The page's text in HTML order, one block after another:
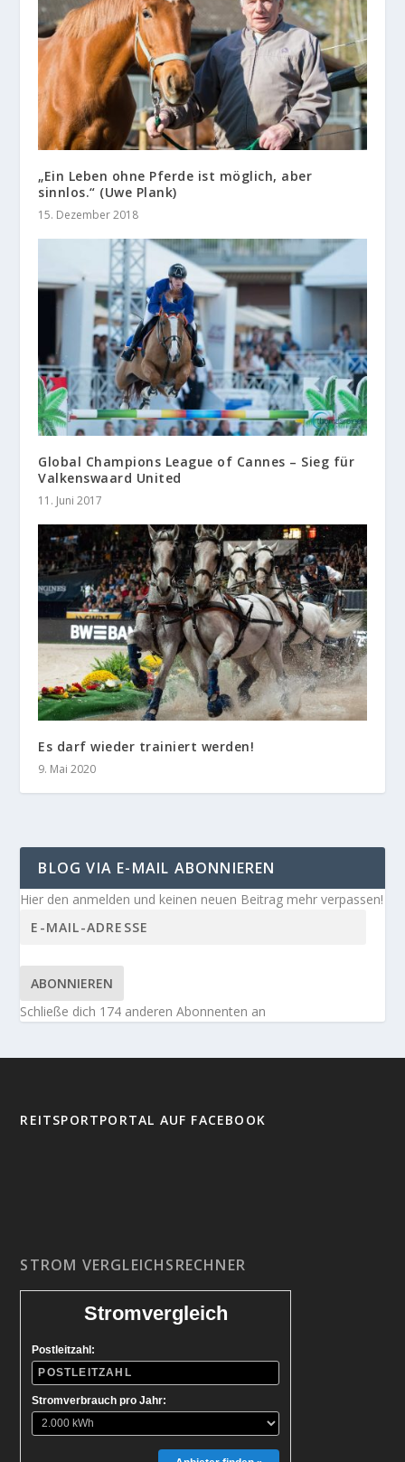
„Ein Leben ohne Pferde ist möglich, aber
sinnlos.“ (Uwe Plank)
15. Dezember 2018
Global Champions League of Cannes – Sieg für
Valkenswaard United
11. Juni 2017
Es darf wieder trainiert werden!
9. Mai 2020
BLOG VIA E-MAIL ABONNIEREN
Hier den anmelden und keinen neuen Beitrag mehr verpassen!
ABONNIEREN
Schließe dich 174 anderen Abonnenten an
REITSPORTPORTAL AUF FACEBOOK
STROM VERGLEICHSRECHNER
Stromvergleich
Postleitzahl:
Stromverbrauch pro Jahr: